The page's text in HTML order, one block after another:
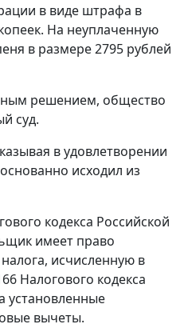
в виде штрафа в
На неуплаченную
в размере 2795 рублей
решением, общество
суд.
в удовлетворении
исходил из
кодекса Российской
имеет право
исчисленную в
Налогового кодекса
установленные
вычеты.